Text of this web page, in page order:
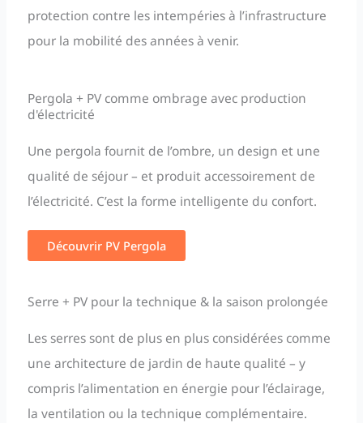
protection contre les intempéries à l’infrastructure
pour la mobilité des années à venir.
Pergola + PV comme ombrage avec production
d'électricité
Une pergola fournit de l’ombre, un design et une
qualité de séjour – et produit accessoirement de
l’électricité. C’est la forme intelligente du confort.
Découvrir PV Pergola
Serre + PV pour la technique & la saison prolongée
Les serres sont de plus en plus considérées comme
une architecture de jardin de haute qualité – y
compris l’alimentation en énergie pour l’éclairage,
la ventilation ou la technique complémentaire.